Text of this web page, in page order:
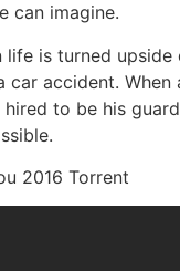
can imagine.
life is turned upside
car accident. When
to be his
2016 Torrent